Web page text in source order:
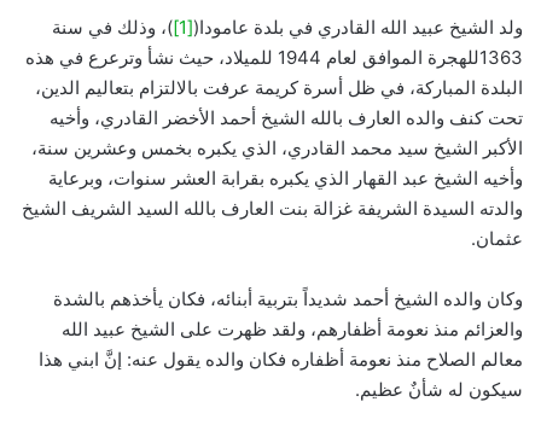
ولد الشيخ عبيد الله القادري في بلدة عامودا([1]
)، وذلك في سنة
1363للهجرة الموافق لعام 1944 للميلاد، حيث نشأ وترعرع في هذه
البلدة المباركة، في ظل أسرة كريمة عرفت بالالتزام بتعاليم الدين،
تحت كنف والده العارف بالله الشيخ أحمد الأخضر القادري، وأخيه
الأكبر الشيخ سيد محمد القادري، الذي يكبره بخمس وعشرين سنة،
وأخيه الشيخ عبد القهار الذي يكبره بقرابة العشر سنوات، وبرعاية
والدته السيدة الشريفة غزالة بنت العارف بالله السيد الشريف الشيخ
عثمان.
وكان والده الشيخ أحمد شديداً بتربية أبنائه، فكان يأخذهم بالشدة
والعزائم منذ نعومة أظفارهم، ولقد ظهرت على الشيخ عبيد الله
معالم الصلاح منذ نعومة أظفاره فكان والده يقول عنه: إنَّ ابني هذا
سيكون له شأنٌ عظيم.